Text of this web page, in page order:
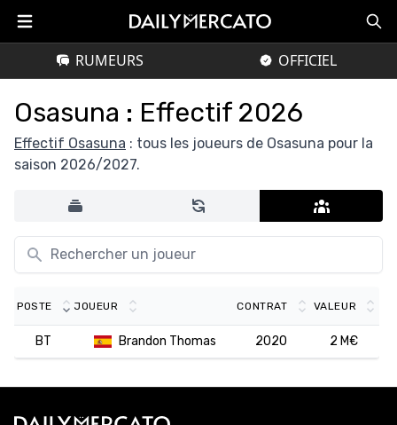
RUMEURS OFFICIEL
Osasuna : Effectif 2026
Effectif Osasuna : tous les joueurs de Osasuna pour la
saison 2026/2027.
POSTE JOUEUR CONTRAT VALEUR
BT Brandon Thomas 2020 2 M€